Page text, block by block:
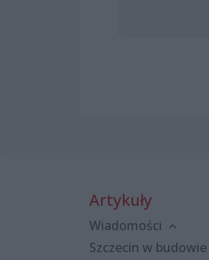
Artykuły
Wiadomości
Szczecin w budowie